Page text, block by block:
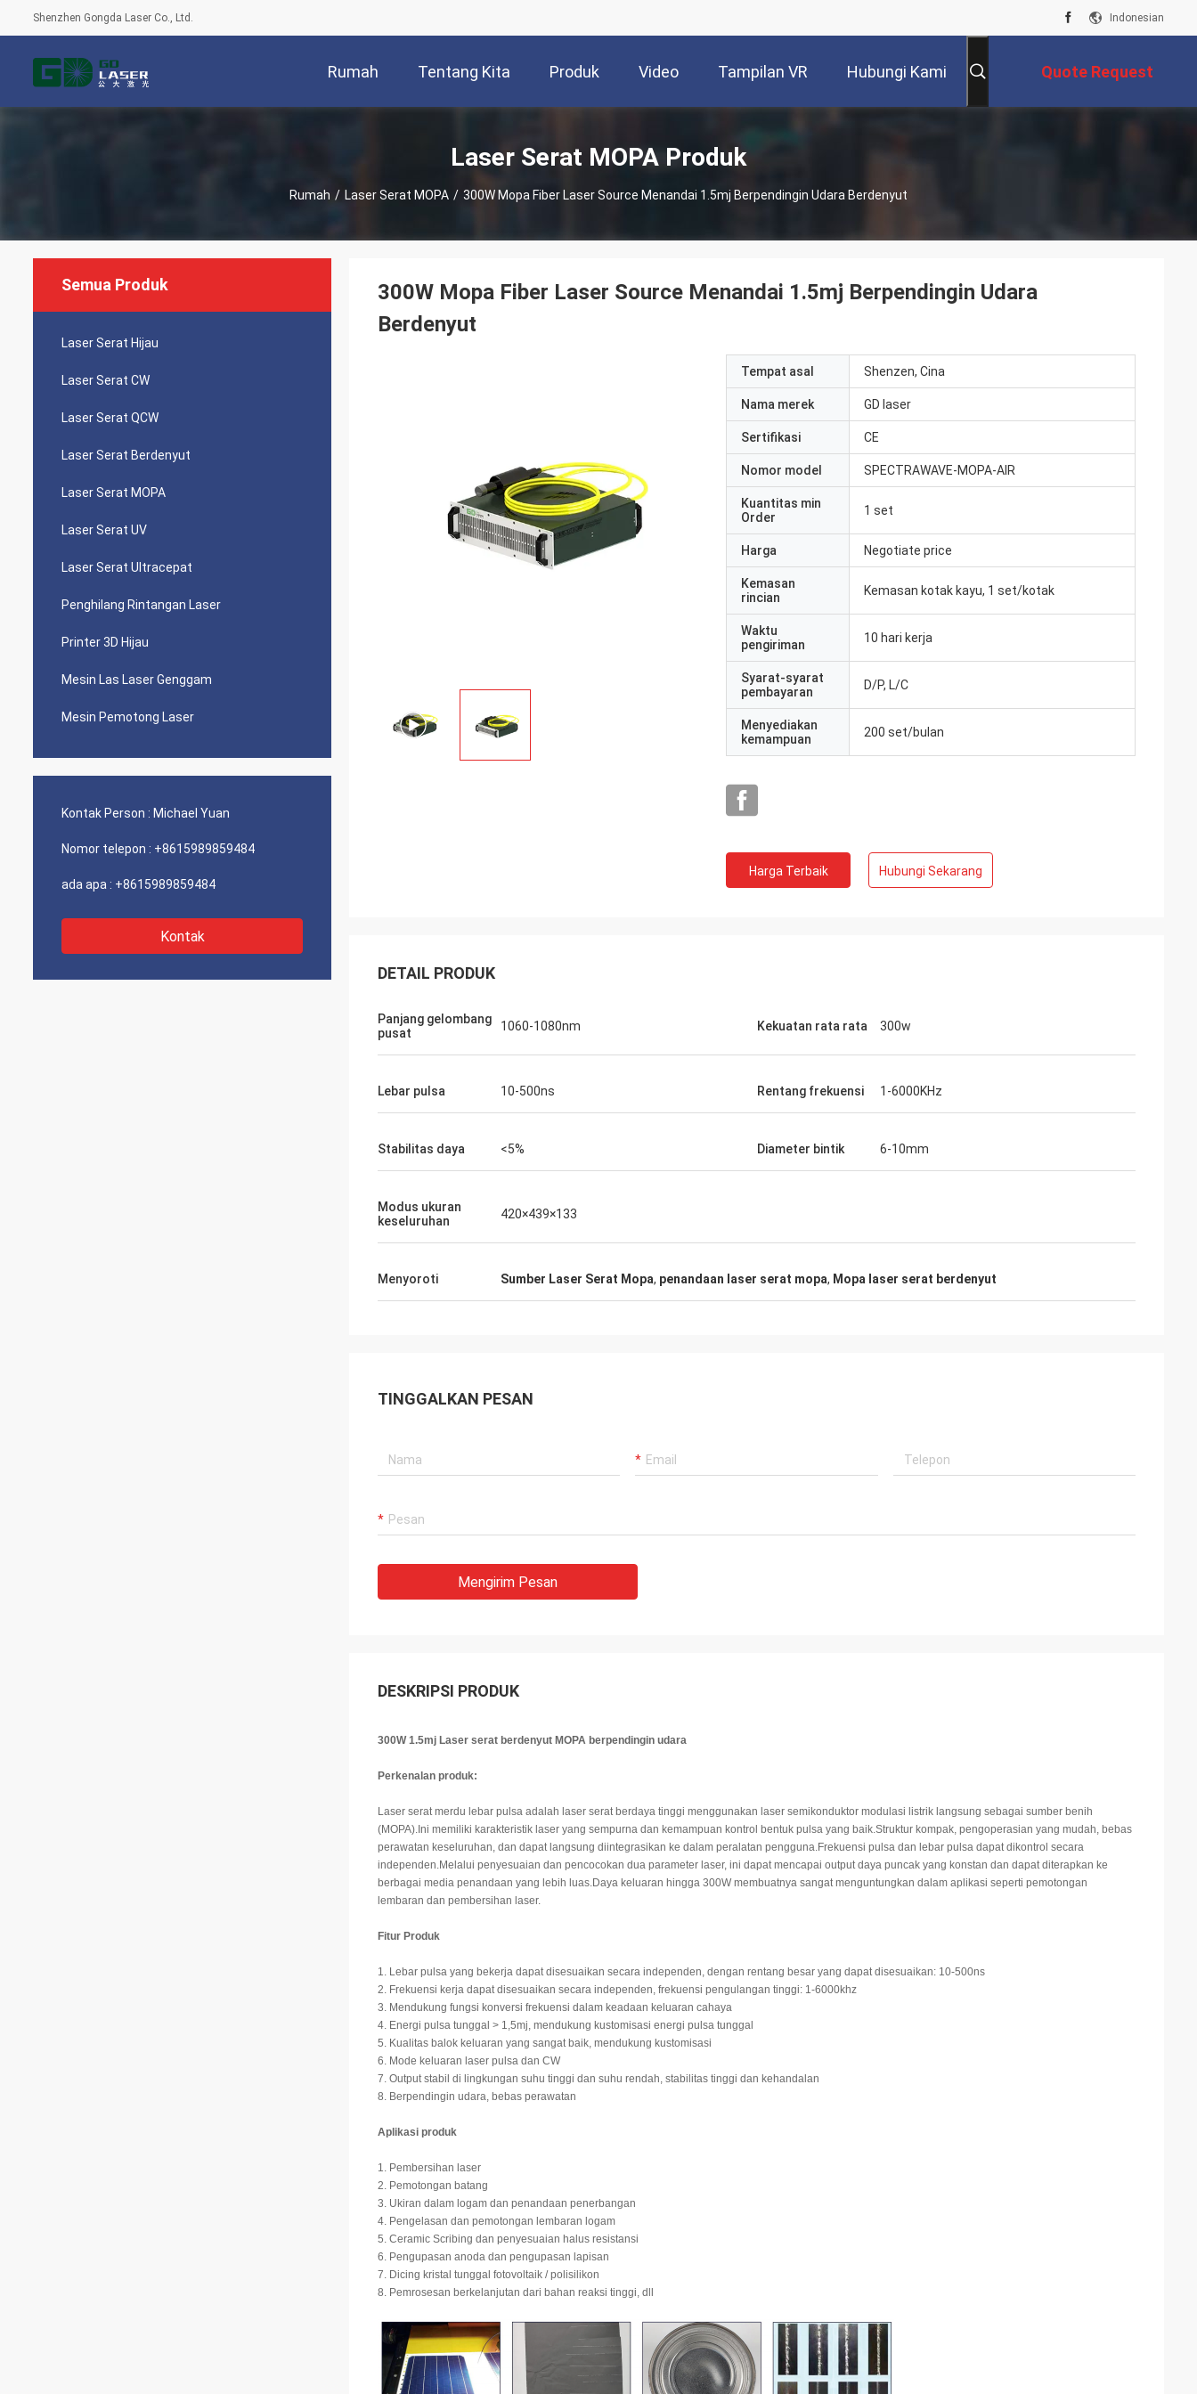
Shenzhen Gongda Laser Co., Ltd. Indonesian
Rumah Tentang Kita Produk Video Tampilan VR Hubungi Kami Quote Request
Laser Serat MOPA Produk
Rumah / Laser Serat MOPA / 300W Mopa Fiber Laser Source Menandai 1.5mj Berpendingin Udara Berdenyut
Semua Produk
Laser Serat Hijau
Laser Serat CW
Laser Serat QCW
Laser Serat Berdenyut
Laser Serat MOPA
Laser Serat UV
Laser Serat Ultracepat
Penghilang Rintangan Laser
Printer 3D Hijau
Mesin Las Laser Genggam
Mesin Pemotong Laser
Kontak Person : Michael Yuan
Nomor telepon : +8615989859484
ada apa : +8615989859484
Kontak
300W Mopa Fiber Laser Source Menandai 1.5mj Berpendingin Udara
Berdenyut
Tempat asal Shenzen, Cina
Nama merek GD laser
Sertifikasi CE
Nomor model SPECTRAWAVE-MOPA-AIR
Kuantitas min
Order
1 set
Harga Negotiate price
Kemasan
rincian
Kemasan kotak kayu, 1 set/kotak
Waktu
pengiriman
10 hari kerja
Syarat-syarat
pembayaran
D/P, L/C
Menyediakan
kemampuan
200 set/bulan
Harga Terbaik Hubungi Sekarang
DETAIL PRODUK
Panjang gelombang
pusat
1060-1080nm Kekuatan rata rata 300w
Lebar pulsa 10-500ns Rentang frekuensi 1-6000KHz
Stabilitas daya <5% Diameter bintik 6-10mm
Modus ukuran
keseluruhan
420×439×133
Menyoroti Sumber Laser Serat Mopa, penandaan laser serat mopa, Mopa laser serat berdenyut
TINGGALKAN PESAN
Mengirim Pesan
DESKRIPSI PRODUK
300W 1.5mj Laser serat berdenyut MOPA berpendingin udara
Perkenalan produk:
Laser serat merdu lebar pulsa adalah laser serat berdaya tinggi menggunakan laser semikonduktor modulasi listrik langsung sebagai sumber benih
(MOPA).Ini memiliki karakteristik laser yang sempurna dan kemampuan kontrol bentuk pulsa yang baik.Struktur kompak, pengoperasian yang mudah, bebas
perawatan keseluruhan, dan dapat langsung diintegrasikan ke dalam peralatan pengguna.Frekuensi pulsa dan lebar pulsa dapat dikontrol secara
independen.Melalui penyesuaian dan pencocokan dua parameter laser, ini dapat mencapai output daya puncak yang konstan dan dapat diterapkan ke
berbagai media penandaan yang lebih luas.Daya keluaran hingga 300W membuatnya sangat menguntungkan dalam aplikasi seperti pemotongan
lembaran dan pembersihan laser.
Fitur Produk
1. Lebar pulsa yang bekerja dapat disesuaikan secara independen, dengan rentang besar yang dapat disesuaikan: 10-500ns
2. Frekuensi kerja dapat disesuaikan secara independen, frekuensi pengulangan tinggi: 1-6000khz
3. Mendukung fungsi konversi frekuensi dalam keadaan keluaran cahaya
4. Energi pulsa tunggal > 1,5mj, mendukung kustomisasi energi pulsa tunggal
5. Kualitas balok keluaran yang sangat baik, mendukung kustomisasi
6. Mode keluaran laser pulsa dan CW
7. Output stabil di lingkungan suhu tinggi dan suhu rendah, stabilitas tinggi dan kehandalan
8. Berpendingin udara, bebas perawatan
Aplikasi produk
1. Pembersihan laser
2. Pemotongan batang
3. Ukiran dalam logam dan penandaan penerbangan
4. Pengelasan dan pemotongan lembaran logam
5. Ceramic Scribing dan penyesuaian halus resistansi
6. Pengupasan anoda dan pengupasan lapisan
7. Dicing kristal tunggal fotovoltaik / polisilikon
8. Pemrosesan berkelanjutan dari bahan reaksi tinggi, dll